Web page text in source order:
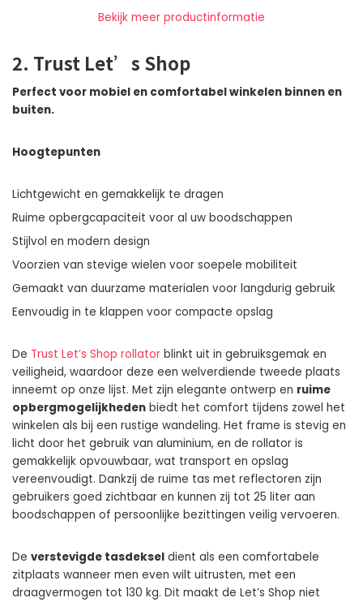
Bekijk meer productinformatie
2. Trust Let’s Shop
Perfect voor mobiel en comfortabel winkelen binnen en
buiten.
Hoogtepunten
Lichtgewicht en gemakkelijk te dragen
Ruime opbergcapaciteit voor al uw boodschappen
Stijlvol en modern design
Voorzien van stevige wielen voor soepele mobiliteit
Gemaakt van duurzame materialen voor langdurig gebruik
Eenvoudig in te klappen voor compacte opslag
De Trust Let’s Shop rollator blinkt uit in gebruiksgemak en
veiligheid, waardoor deze een welverdiende tweede plaats
inneemt op onze lijst. Met zijn elegante ontwerp en ruime
opbergmogelijkheden biedt het comfort tijdens zowel het
winkelen als bij een rustige wandeling. Het frame is stevig en
licht door het gebruik van aluminium, en de rollator is
gemakkelijk opvouwbaar, wat transport en opslag
vereenvoudigt. Dankzij de ruime tas met reflectoren zijn
gebruikers goed zichtbaar en kunnen zij tot 25 liter aan
boodschappen of persoonlijke bezittingen veilig vervoeren.
De verstevigde tasdeksel dient als een comfortabele
zitplaats wanneer men even wilt uitrusten, met een
draagvermogen tot 130 kg. Dit maakt de Let’s Shop niet